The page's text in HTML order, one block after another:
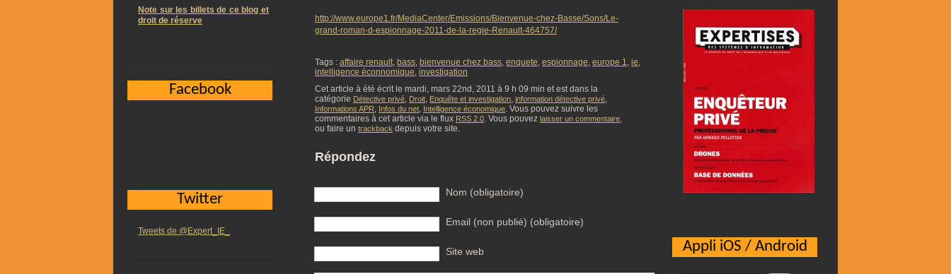
http://www.europe1.fr/MediaCenter/Emissions/Bienvenue-chez-Basse/Sons/Le-
grand-roman-d-espionnage-2011-de-la-regie-Renault-464757/
Tags : affaire renault, bass, bienvenue chez bass, enquete, espionnage, europe 1, ie,
intelligence éconnomique, investigation
Cet article à été écrit le mardi, mars 22nd, 2011 à 9 h 09 min et est dans la
catégorie Détective privé, Droit, Enquête et investigation, information détective privé,
Informations APR, Infos du net, Intelligence économique. Vous pouvez suivre les
commentaires à cet article via le flux RSS 2.0. Vous pouvez laisser un commentaire,
ou faire un trackback depuis votre site.
Répondez
Nom (obligatoire)
Email (non publié) (obligatoire)
Site web Appli iOS / Android
Note sur les billets de ce blog et
droit de réserve
Facebook
Twitter
Tweets de @Expert_IE_